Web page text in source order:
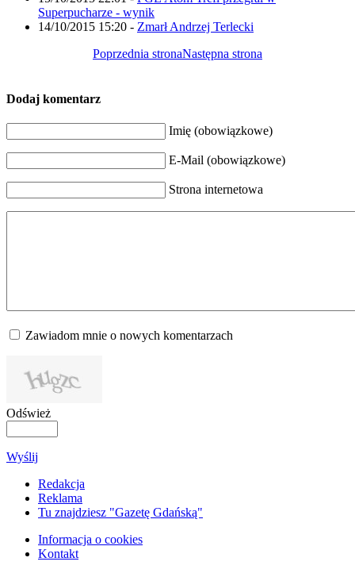
Superpucharze - wynik
14/10/2015 15:20 - Zmarł Andrzej Terlecki
Poprzednia stronaNastępna strona
Dodaj komentarz
Imię (obowiązkowe)
E-Mail (obowiązkowe)
Strona internetowa
Zawiadom mnie o nowych komentarzach
Odśwież
Wyślij
Redakcja
Reklama
Tu znajdziesz "Gazetę Gdańską"
Informacja o cookies
Kontakt